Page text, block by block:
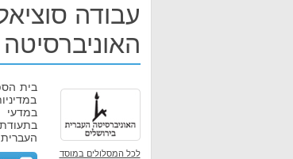
עבודה
לכל המסלולים במוסד
בית
במדעי
העברית